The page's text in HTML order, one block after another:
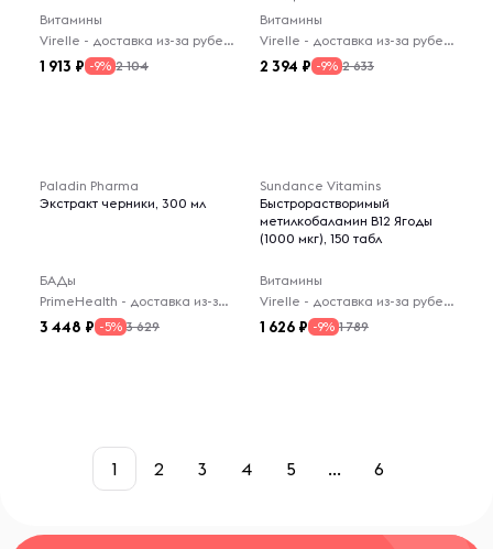
Витамины
Virelle - доставка из-за рубежа
1 913 -9% 2 104
Витамины
Virelle - доставка из-за рубежа
2 394 -9% 2 633
Paladin Pharma
Экстракт черники, 300 мл
БАДы
PrimeHealth - доставка из-за рубежа
3 448 -5% 3 629
Sundance Vitamins
Быстрорастворимый
метилкобаламин B12 Ягоды
(1000 мкг), 150 табл
Витамины
Virelle - доставка из-за рубежа
1 626 -9% 1 789
1 2 3 4 5 ... 6